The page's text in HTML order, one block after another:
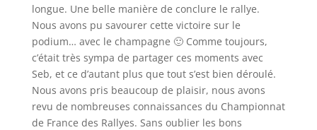
longue. Une belle manière de conclure le rallye.
Nous avons pu savourer cette victoire sur le
podium… avec le champagne 🙂 Comme toujours,
c’était très sympa de partager ces moments avec
Seb, et ce d’autant plus que tout s’est bien déroulé.
Nous avons pris beaucoup de plaisir, nous avons
revu de nombreuses connaissances du Championnat
de France des Rallyes. Sans oublier les bons